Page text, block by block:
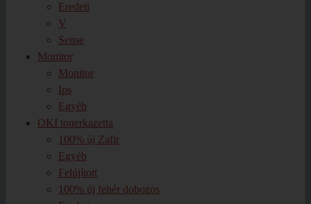
Eredeti
V
Sense
Monitor
Monitor
Ips
Egyéb
OKI tonerkazetta
100% új Zafir
Egyéb
Felújított
100% új fehér dobozos